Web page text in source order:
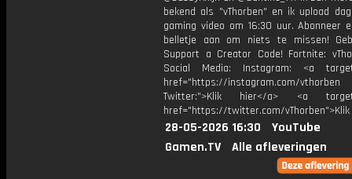
bekend als "vThorben" en ik upload
gaming video om 16:30 uur. Abonneer
belletje aan om niets te missen!
Support a Creator Code! Fortnite:
Social Media: Instagram: <a
href="https://instagram.com/vthorben
Twitter:">Klik hier</a> <a
href="https://twitter.com/
28-05-2026 16:30
YouTube
Gamen.TV
Alle afleveringen